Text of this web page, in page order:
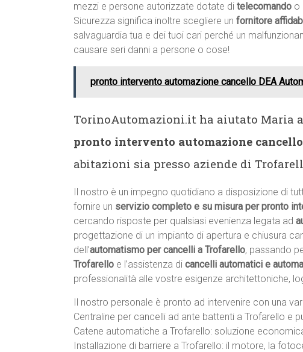
mezzi e persone autorizzate dotate di telecomando o
Sicurezza significa inoltre scegliere un fornitore
salvaguardia tua e dei tuoi cari perché un
causare seri danni a persone o cose!
pronto intervento automazione cancello DEA
TorinoAutomazioni.it ha aiutato Maria
pronto intervento automazione
abitazioni sia presso aziende di
Il nostro è un impegno quotidiano a disposizione di
fornire un servizio completo e su misura per pronto
cercando risposte per qualsiasi evenienza legata ad
progettazione di un impianto di apertura e chiusura
dell’automatismo per cancelli a Trofarello, passando
Trofarello e l’assistenza di cancelli automatici e
professionalità alle vostre esigenze architettoniche,
Il nostro personale è pronto ad intervenire con una
Centraline per cancelli ad ante battenti a Trofarello e
Catene automatiche a Trofarello: soluzione
Installazione di barriere a Trofarello: il motore, la